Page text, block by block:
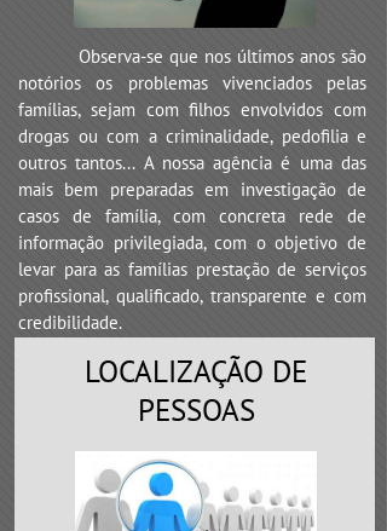
Observa-se que nos últimos anos são
notórios os problemas vivenciados pelas
famílias, sejam com filhos envolvidos com
drogas ou com a criminalidade, pedofilia e
outros tantos... A nossa agência é uma das
mais bem preparadas em investigação de
casos de família, com concreta rede de
informação privilegiada, com o objetivo de
levar para as famílias prestação de serviços
profissional, qualificado, transparente e com
credibilidade.
LOCALIZAÇÃO DE
PESSOAS